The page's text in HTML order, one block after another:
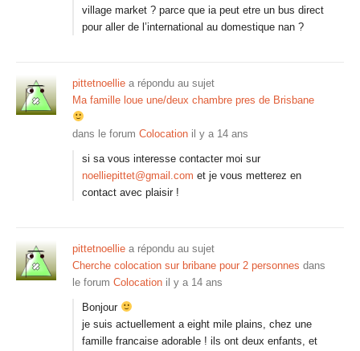
village market ? parce que ia peut etre un bus direct
pour aller de l’international au domestique nan ?
pittetnoellie a répondu au sujet
Ma famille loue une/deux chambre pres de Brisbane
dans le forum Colocation il y a 14 ans
si sa vous interesse contacter moi sur
noelliepittet@gmail.com et je vous metterez en
contact avec plaisir !
pittetnoellie a répondu au sujet
Cherche colocation sur bribane pour 2 personnes dans
le forum Colocation il y a 14 ans
Bonjour
je suis actuellement a eight mile plains, chez une
famille francaise adorable ! ils ont deux enfants, et